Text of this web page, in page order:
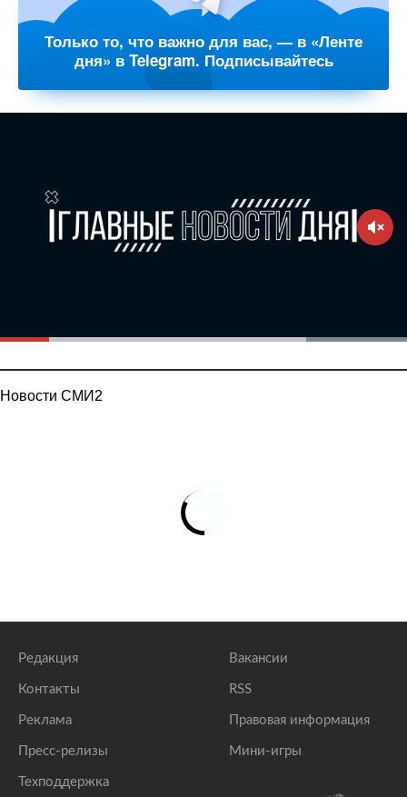
Только то, что важно для вас, — в «Ленте
дня» в Telegram. Подписывайтесь
Новости СМИ2
Редакция
Контакты
Реклама
Пресс-релизы
Техподдержка
Вакансии
RSS
Правовая информация
Мини-игры